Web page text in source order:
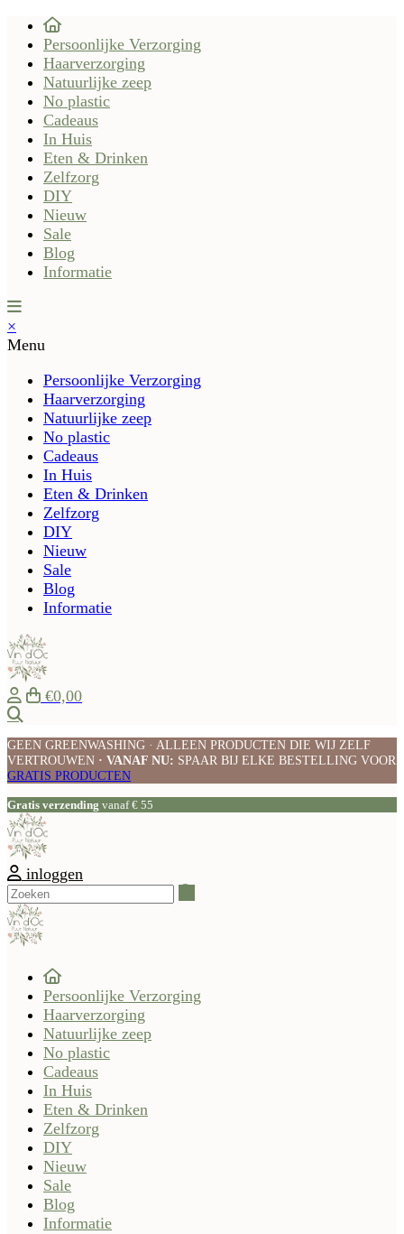
Persoonlijke Verzorging
Haarverzorging
Natuurlijke zeep
No plastic
Cadeaus
In Huis
Eten & Drinken
Zelfzorg
DIY
Nieuw
Sale
Blog
Informatie
×
Menu
Persoonlijke Verzorging
Haarverzorging
Natuurlijke zeep
No plastic
Cadeaus
In Huis
Eten & Drinken
Zelfzorg
DIY
Nieuw
Sale
Blog
Informatie
€0,00
GEEN GREENWASHING · ALLEEN PRODUCTEN DIE WIJ ZELF
VERTROUWEN · VANAF NU: SPAAR BIJ ELKE BESTELLING VOOR
GRATIS PRODUCTEN
Gratis verzending vanaf € 55
inloggen
Persoonlijke Verzorging
Haarverzorging
Natuurlijke zeep
No plastic
Cadeaus
In Huis
Eten & Drinken
Zelfzorg
DIY
Nieuw
Sale
Blog
Informatie